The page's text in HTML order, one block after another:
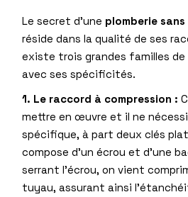
Le secret d’une plomberie
réside dans la qualité de ses
existe trois grandes familles de
avec ses spécificités.
1. Le raccord à compression :
mettre en œuvre et il ne
spécifique, à part deux clés
compose d’un écrou et d’une
serrant l’écrou, on vient
tuyau, assurant ainsi